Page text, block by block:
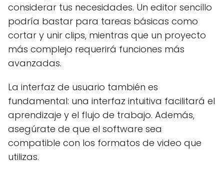
considerar tus necesidades. Un editor sencillo
podría bastar para tareas básicas como
cortar y unir clips, mientras que un proyecto
más complejo requerirá funciones más
avanzadas.
La interfaz de usuario también es
fundamental: una interfaz intuitiva facilitará el
aprendizaje y el flujo de trabajo. Además,
asegúrate de que el software sea
compatible con los formatos de video que
utilizas.